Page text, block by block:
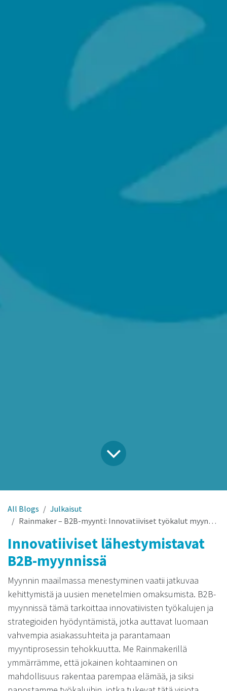
All Blogs
Julkaisut
Rainmaker – B2B-myynti: Innovatiiviset työkalut myynnin kehittämiseen
Innovatiiviset lähestymistavat
B2B-myynnissä
Myynnin maailmassa menestyminen vaatii jatkuvaa
kehittymistä ja uusien menetelmien omaksumista. B2B-
myynnissä tämä tarkoittaa innovatiivisten työkalujen ja
strategioiden hyödyntämistä, jotka auttavat luomaan
vahvempia asiakassuhteita ja parantamaan
myyntiprosessin tehokkuutta. Me Rainmakerillä
ymmärrämme, että jokainen kohtaaminen on
mahdollisuus rakentaa parempaa elämää, ja siksi